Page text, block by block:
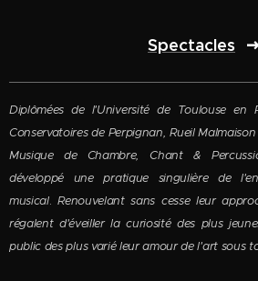
Spectacles
Diplômées de l'Université de Toulouse en
Conservatoires de Perpignan, Rueil
Musique de Chambre, Chant &
développé une pratique singulière de
musical.Renouvelant sans cesse leur
régalent d'éveiller la curiosité des plus
public des plus varié leur amour de l'art sous